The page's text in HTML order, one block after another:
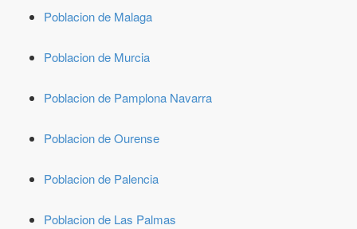
Poblacion de Malaga
Poblacion de Murcia
Poblacion de Pamplona Navarra
Poblacion de Ourense
Poblacion de Palencia
Poblacion de Las Palmas